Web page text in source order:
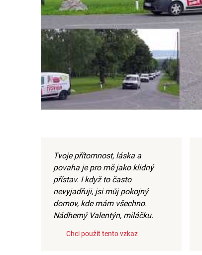
Tvoje přítomnost, láska a
povaha je pro mě jako klidný
přístav. I když to často
nevyjadřuji, jsi můj pokojný
domov, kde mám všechno.
Nádherný Valentýn, miláčku.
Chci použít tento vzkaz